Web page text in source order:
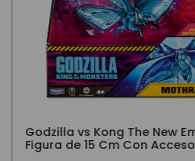
Godzilla vs Kong The New
Figura de 15 Cm Con